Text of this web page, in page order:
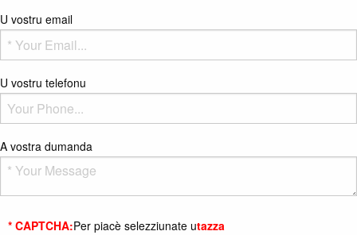
U vostru email
U vostru telefonu
A vostra dumanda
* CAPTCHA:Per piacè selezziunate utazza